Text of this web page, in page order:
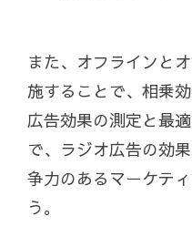
また、オフラインと
施することで、相乗
広告効果の測定と最
で、ラジオ広告の効
争力のあるマーケテ
う。